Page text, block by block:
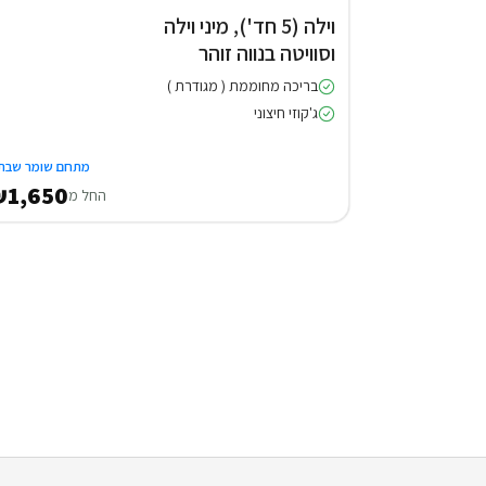
וילה (5 חד'), מיני וילה
וסוויטה בנווה זוהר
בריכה מחוממת ( מגודרת )
ג'קוזי חיצוני
מתחם שומר
החל מ